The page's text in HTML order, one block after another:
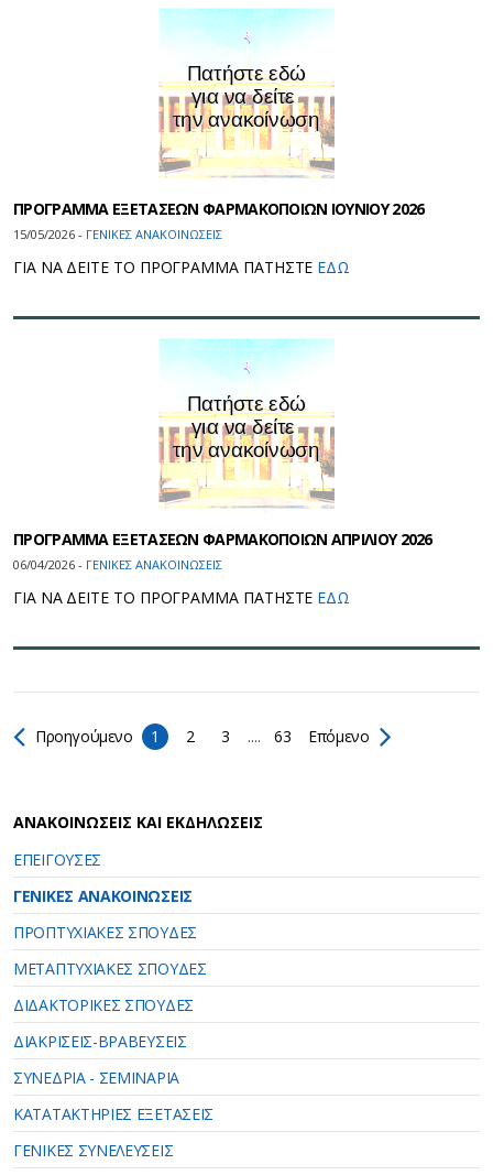
ΠΡΟΓΡΑΜΜΑ ΕΞΕΤΑΣΕΩΝ ΦΑΡΜΑΚΟΠΟΙΩΝ ΙΟΥΝΙΟΥ 2026
15/05/2026 - ΓΕΝΙΚΕΣ ΑΝΑΚΟΙΝΩΣΕΙΣ
ΓΙΑ ΝΑ ΔΕΙΤΕ ΤΟ ΠΡΟΓΡΑΜΜΑ ΠΑΤΗΣΤΕ ΕΔΩ
ΠΡΟΓΡΑΜΜΑ ΕΞΕΤΑΣΕΩΝ ΦΑΡΜΑΚΟΠΟΙΩΝ ΑΠΡΙΛΙΟΥ 2026
06/04/2026 - ΓΕΝΙΚΕΣ ΑΝΑΚΟΙΝΩΣΕΙΣ
ΓΙΑ ΝΑ ΔΕΙΤΕ ΤΟ ΠΡΟΓΡΑΜΜΑ ΠΑΤΗΣΤΕ ΕΔΩ
Προηγούμενο 1 2 3 .... 63 Επόμενο
ΑΝΑΚΟΙΝΩΣΕΙΣ ΚΑΙ ΕΚΔΗΛΩΣΕΙΣ
ΕΠΕΙΓΟΥΣΕΣ
ΓΕΝΙΚΕΣ ΑΝΑΚΟΙΝΩΣΕΙΣ
ΠΡΟΠΤΥΧΙΑΚΕΣ ΣΠΟΥΔΕΣ
ΜΕΤΑΠΤΥΧΙΑΚΕΣ ΣΠΟΥΔΕΣ
ΔΙΔΑΚΤΟΡΙΚΕΣ ΣΠΟΥΔΕΣ
ΔΙΑΚΡΙΣΕΙΣ-ΒΡΑΒΕΥΣΕΙΣ
ΣΥΝΕΔΡΙΑ - ΣΕΜΙΝΑΡΙΑ
ΚΑΤΑΤΑΚΤΗΡΙΕΣ ΕΞΕΤΑΣΕΙΣ
ΓΕΝΙΚΕΣ ΣΥΝΕΛΕΥΣΕΙΣ